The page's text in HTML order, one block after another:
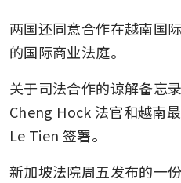
两国还同意合作在越南国
的国际商业法庭。
关于司法合作的谅解备忘
Cheng Hock 法官和越南
Le Tien 签署。
新加坡法院周五发布的一